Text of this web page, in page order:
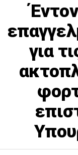
για